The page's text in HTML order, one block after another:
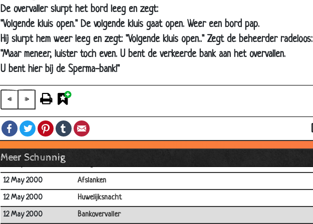
De overvaller slurpt het bord leeg en zegt:
"Volgende kluis open." De volgende kluis gaat open. Weer een bord pap.
Hij slurpt hem weer leeg en zegt: "Volgende kluis open.." Zegt de beheerder radeloos:
"Maar meneer, luister toch even. U bent de verkeerde bank aan het overvallen.
U bent hier bij de Sperma-bank!"
« »
FacebookTwitterPinterestTumblr
Meer Schunnig
12 May 2000
Biologieles
12 May 2000
Stomme Boer
12 May 2000
Oud mannetje
12 May 2000
Kerstboom
12 May 2000
12 May 2000
Op de boerderij
12 May 2000
Koe & Stier
12 May 2000
Afslanken
12 May 2000
Huwelijksnacht
12 May 2000
Bankovervaller